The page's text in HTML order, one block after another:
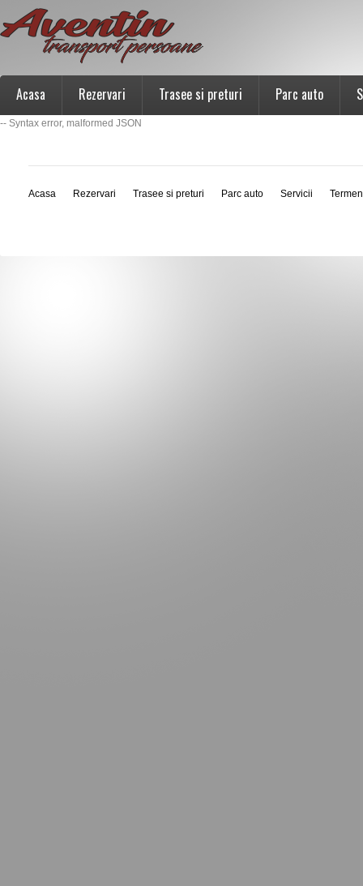
Acasa Rezervari Trasee si preturi Parc auto
-- Syntax error, malformed JSON
Acasa Rezervari Trasee si preturi Parc auto Servicii